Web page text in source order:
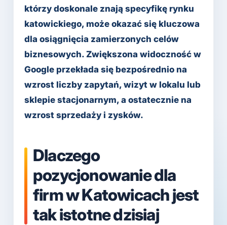
którzy doskonale znają specyfikę rynku
katowickiego, może okazać się kluczowa
dla osiągnięcia zamierzonych celów
biznesowych. Zwiększona widoczność w
Google przekłada się bezpośrednio na
wzrost liczby zapytań, wizyt w lokalu lub
sklepie stacjonarnym, a ostatecznie na
wzrost sprzedaży i zysków.
Dlaczego
pozycjonowanie dla
firm w Katowicach jest
tak istotne dzisiaj